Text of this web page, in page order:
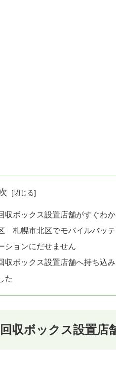
収ボックス設置店舗がすぐわ
札幌市北区でモバイルバッ
ションにだせません
ボックス設置店舗へ持ち込み
た
収ボックス設置店